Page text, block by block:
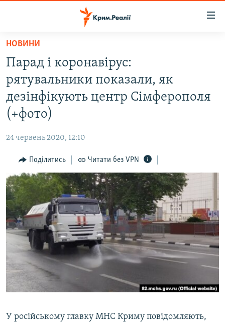
Перейти
основного
матеріалу
Перейти
до
основної
Перейти
пошуку
ВОДА.КРИМ
ВІДЕО ТА ФОТО
ПОЛІТИКА
ПОГЛЯД
ІНТЕРВ'Ю
ВСЕ ЗА ДЕНЬ
СПЕЦПРОЕКТИ
ДЕПОРТАЦІЯ
ВІДЕОУРОКИ «ELIFBE»
СВІДЧЕННЯ ОКУПАЦІЇ
УКРАЇНСЬКА ПРОБЛЕМА КРИМУ
ІНФОГРАФІКА
ЯК ОБІЙТИ БЛОКУВАННЯ
Русский
Qırımtatar
ДОЛУЧАЙСЯ!
НОВИНИ
Парад і коронавірус:
рятувальники показали, як
дезінфікують центр Сімферополя
(+фото)
24 червень 2020, 12:10
Поділитись Читати без VPN
У російському главку МНС Криму повідомляють,